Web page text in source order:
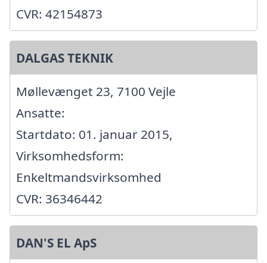
CVR: 42154873
DALGAS TEKNIK
Møllevænget 23, 7100 Vejle
Ansatte:
Startdato: 01. januar 2015,
Virksomhedsform:
Enkeltmandsvirksomhed
CVR: 36346442
DAN'S EL ApS